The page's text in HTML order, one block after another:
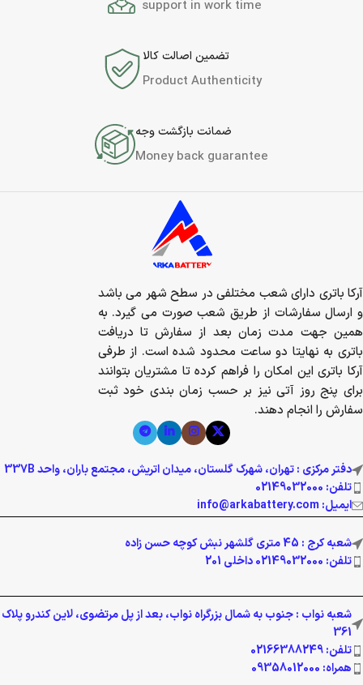
support in work time
تضمین اصالت کالا
Product Authenticity
ضمانت بازگشت وجه
Money back guarantee
آرکا باتری دارای شعب مختلفی در سطح شهر می باشد
و ارسال سفارشات از طریق شعب صورت می گیرد. به
همین جهت مدت زمان بعد از سفارش تا دریافت
باتری به نهایتا دو ساعت محدود شده است. از طرفی
آرکا باتری این امکان را فراهم کرده تا مشتریان بتوانند
برای پنج روز آتی نیز بر حسب زمان بندی خود ثبت
سفارش را انجام دهند.
دفتر مرکزی : تهران، شهرک گلستان، میدان اتریش، مجتمع باران، واحد 337B
تلفن: 02149032000
ایمیل: info@arkabattery.com
شعبه کرج : 45 متری گلشهر نبش کوچه حسن زاده
تلفن: 02149032000 داخلی 201
شعبه نواب : جنوب به شمال بزرگراه نواب، بعد از پل مرتضوی، لاین کندرو پلاک
361
تلفن: 02166388249
همراه: 09358012000